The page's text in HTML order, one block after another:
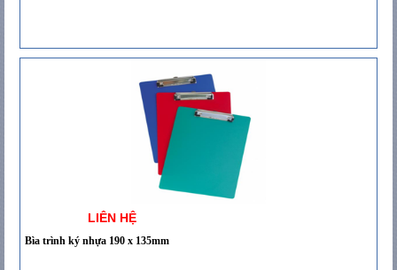
LIÊN HỆ
Bìa trình ký nhựa 190 x 135mm